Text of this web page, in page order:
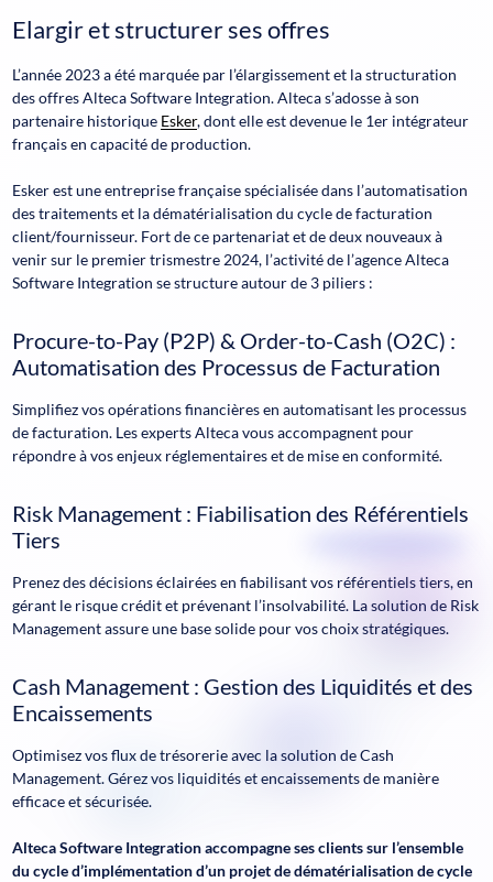
Elargir et structurer ses offres
L’année 2023 a été marquée par l’élargissement et la structuration
des offres Alteca Software Integration. Alteca s’adosse à son
partenaire historique Esker, dont elle est devenue le 1er intégrateur
français en capacité de production.
Esker est une entreprise française spécialisée dans l’automatisation
des traitements et la dématérialisation du cycle de facturation
client/fournisseur. Fort de ce partenariat et de deux nouveaux à
venir sur le premier trismestre 2024, l’activité de l’agence Alteca
Software Integration se structure autour de 3 piliers :
Procure-to-Pay (P2P) & Order-to-Cash (O2C) :
Automatisation des Processus de Facturation
Simplifiez vos opérations financières en automatisant les processus
de facturation. Les experts Alteca vous accompagnent pour
répondre à vos enjeux réglementaires et de mise en conformité.
Risk Management : Fiabilisation des Référentiels
Tiers
Prenez des décisions éclairées en fiabilisant vos référentiels tiers, en
gérant le risque crédit et prévenant l’insolvabilité. La solution de Risk
Management assure une base solide pour vos choix stratégiques.
Cash Management : Gestion des Liquidités et des
Encaissements
Optimisez vos flux de trésorerie avec la solution de Cash
Management. Gérez vos liquidités et encaissements de manière
efficace et sécurisée.
Alteca Software Integration accompagne ses clients sur l’ensemble
du cycle d’implémentation d’un projet de dématérialisation de cycle